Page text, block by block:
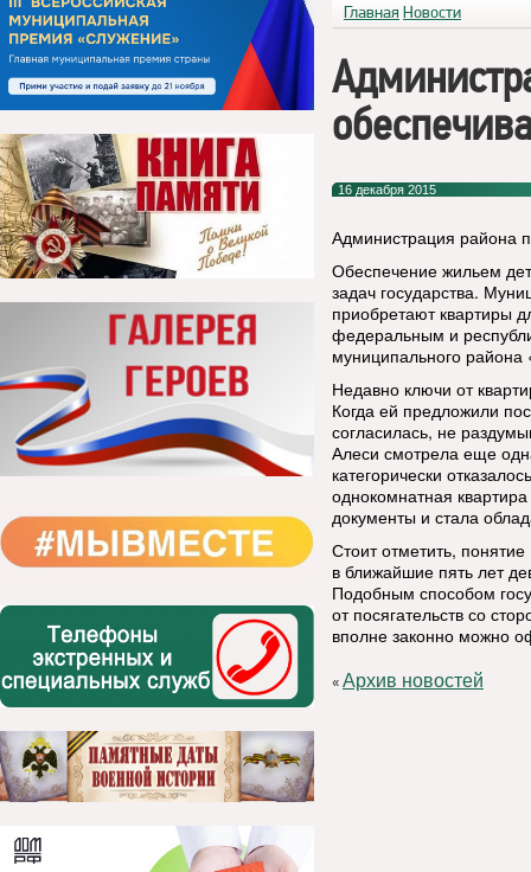
Главная Новости
16 декабря 2015
Администрация района
Обеспечение жильем
задач государства.
приобретают квартиры
федеральным и
муниципального района
Недавно ключи от
Когда ей предложили
согласилась, не
Алеси смотрела еще
категорически
однокомнатная
документы и стала
Стоит отметить, понятие
в ближайшие пять лет
Подобным способом
от посягательств со
вполне законно можно
«Архив новостей